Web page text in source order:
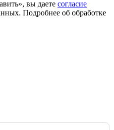
вы даете согласие
Подробнее об обработке